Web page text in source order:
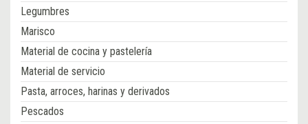
Legumbres
Marisco
Material de cocina y pastelería
Material de servicio
Pasta, arroces, harinas y derivados
Pescados